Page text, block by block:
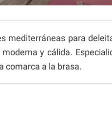
mediterráneas para
y cálida.
comarca a la brasa.